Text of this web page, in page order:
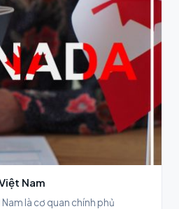
Nam
là cơ quan chính phủ